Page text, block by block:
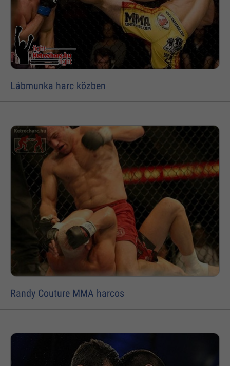
Lábmunka harc közben
Randy Couture MMA harcos